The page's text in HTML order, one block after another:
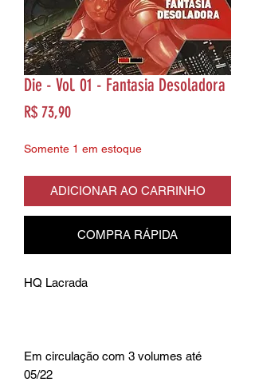
Die - Vol. 01 - Fantasia Desoladora
R$ 73,90Preço
Somente 1 em estoque
ADICIONAR AO CARRINHO
COMPRA RÁPIDA
HQ Lacrada
Em circulação com 3 volumes até
05/22